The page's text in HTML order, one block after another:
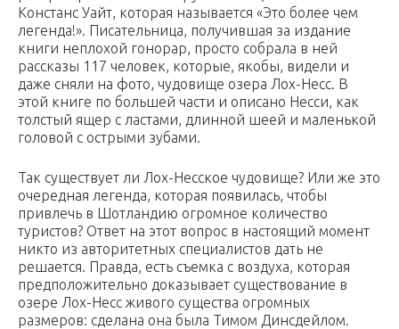
Констанс Уайт, которая называется «Это более чем
легенда!». Писательница, получившая за издание
книги неплохой гонорар, просто собрала в ней
рассказы 117 человек, которые, якобы, видели и
даже сняли на фото, чудовище озера Лох-Несс. В
этой книге по большей части и описано Несси, как
толстый ящер с ластами, длинной шеей и маленькой
головой с острыми зубами.
Так существует ли Лох-Несское чудовище? Или же это
очередная легенда, которая появилась, чтобы
привлечь в Шотландию огромное количество
туристов? Ответ на этот вопрос в настоящий момент
никто из авторитетных специалистов дать не
решается. Правда, есть съемка с воздуха, которая
предположительно доказывает существование в
озере Лох-Несс живого существа огромных
размеров: сделана она была Тимом Динсдейлом.